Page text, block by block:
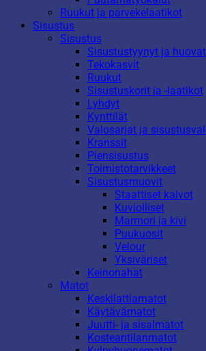
Ruukut ja parvekelaatikot
Sisustus
Sisustus
Sisustustyynyt ja huovat
Tekokasvit
Ruukut
Sisustuskorit ja -laatikot
Lyhdyt
Kynttilät
Valosarjat ja
Kranssit
Piensisustus
Toimistotarvikkeet
Sisustusmuovit
Staattiset kalvot
Kuviolliset
Marmori ja kivi
Puukuosit
Velour
Yksiväriset
Keinonahat
Matot
Keskilattiamatot
Käytävämatot
Juutti- ja sisalmatot
Kosteantilanmatot